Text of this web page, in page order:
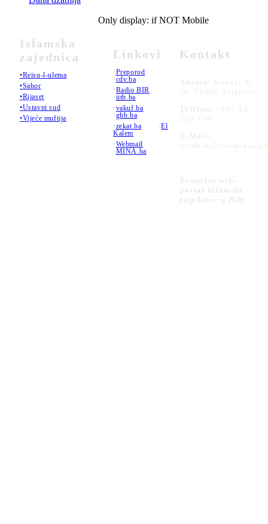
Islamska
zajednica
•Reisu-l-ulema
•Sabor
•Rijaset
•Ustavni sud
•Vijeće muftija
Only display: if NOT Mobile
Linkovi
•Preporod
•cdv.ba
•Radio BIR
•iitb.ba
•vakuf.ba
•ghb.ba
•zekat.ba •El
Kalem
•Webmail
•MINA.ba
Kontakt
Adresa:
Kovači br.
36, 71000 Sarajevo
Telefon:
+387 33
289 700
E-Mail:
Zvanični web-
portal Islamske
zajednice u BiH